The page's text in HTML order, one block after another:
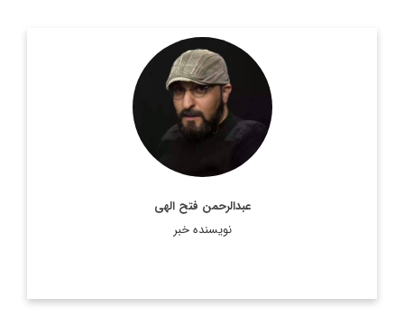
عبدالرحمن فتح الهی
نویسنده خبر
روزنامه نگار و کارشناس ارشد روزنامه نگاری سیاسی و عضو
تحریریه دیپلماسی ایرانی.
اطلاعات بیشتر